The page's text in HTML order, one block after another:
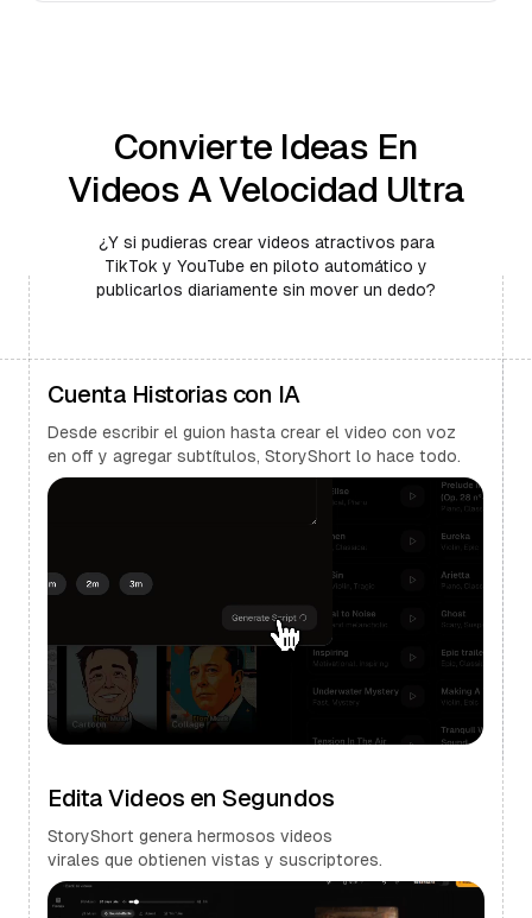
Convierte Ideas En
Videos A Velocidad Ultra
¿Y si pudieras crear videos atractivos para
TikTok y YouTube en piloto automático y
publicarlos diariamente sin mover un dedo?
Cuenta Historias con IA
Desde escribir el guion hasta crear el video con voz
en off y agregar subtítulos, StoryShort lo hace todo.
Edita Videos en Segundos
StoryShort genera hermosos videos
virales que obtienen vistas y suscriptores.